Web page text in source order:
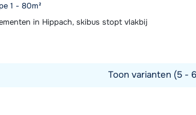
1 - 80m²
in Hippach, skibus stopt vlakbij
Toon varianten (5 -